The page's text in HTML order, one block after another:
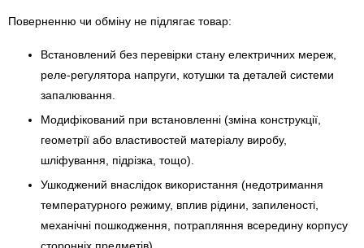
Поверненню чи обміну не підлягає товар:
Встановлений без перевірки стану електричних мереж,
реле-регулято­ра напруги, котушки та деталей системи
запалювання.
Модифікований при встановленні (зміна конструкції,
геометрії або властивостей матеріалу виробу,
шліфування, підрізка, тощо).
Ушкоджений внаслідок використання (недотримання
температурного режиму, вплив рідини, запиленості,
механічні пошкодження, потрапляння всередину корпусу